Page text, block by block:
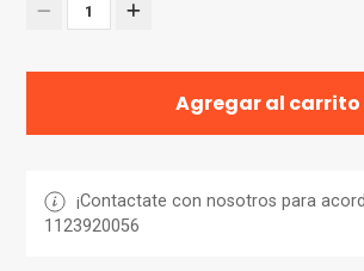
1
Agregar al carrito
¡Contactate con nosotros para
1123920056